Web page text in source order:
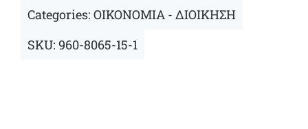
Categories: ΟΙΚΟΝΟΜΙΑ - ΔΙΟΙΚΗΣΗ
SKU: 960-8065-15-1